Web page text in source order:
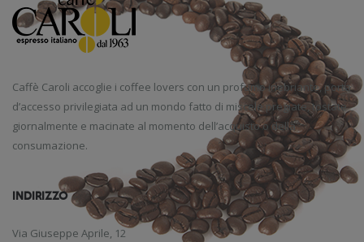
Caffè Caroli accoglie i coffee lovers con un profumo inebriante, porta
d’accesso privilegiata ad un mondo fatto di miscele pregiate, tostate
giornalmente e macinate al momento dell’acquisto o della
consumazione.
INDIRIZZO
Via Giuseppe Aprile, 12